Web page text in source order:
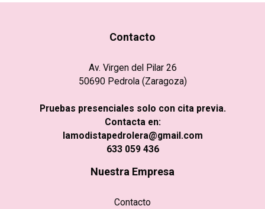
Contacto
Av. Virgen del Pilar 26
50690 Pedrola (Zaragoza)
Pruebas presenciales solo con cita previa.
Contacta en:
lamodistapedrolera@gmail.com
633 059 436
Nuestra Empresa
Contacto